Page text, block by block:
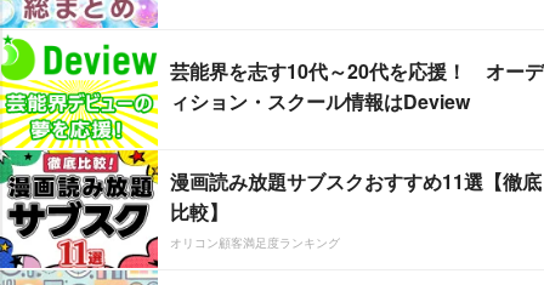
芸能界を志す10代～20代を応援！ オーデ
ィション・スクール情報はDeview
漫画読み放題サブスクおすすめ11選【徹底
比較】
オリコン顧客満足度ランキング